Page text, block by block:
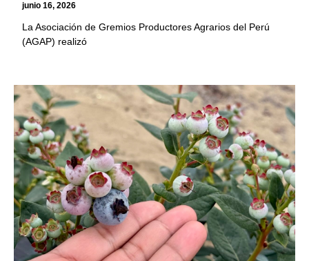
junio 16, 2026
La Asociación de Gremios Productores Agrarios del Perú
(AGAP) realizó